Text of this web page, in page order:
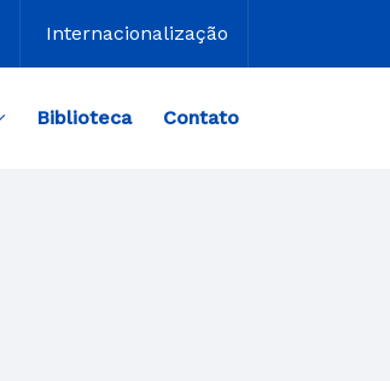
Internacionalização
Biblioteca Contato